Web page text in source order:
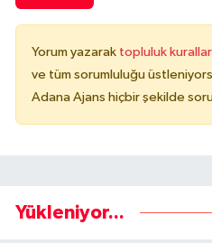
Yorum yazarak topluluk
ve tüm sorumluluğu
Adana Ajans hiçbir şekilde
Yükleniyor...